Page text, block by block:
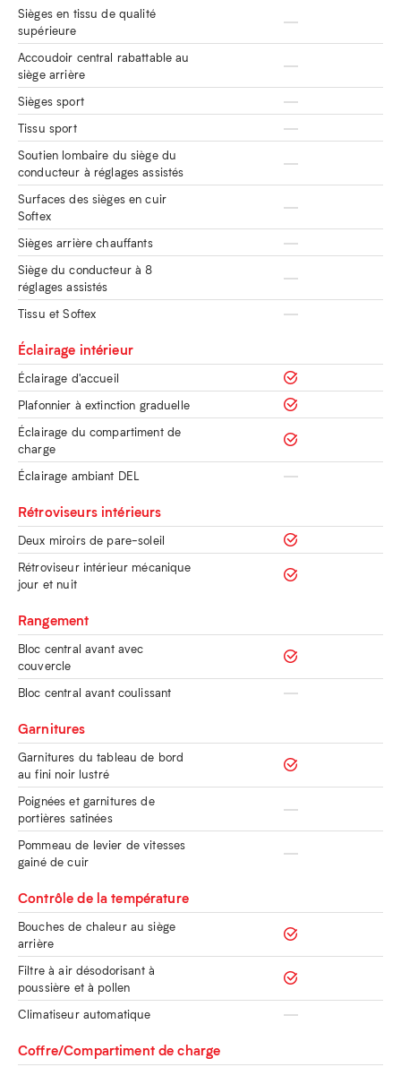
Sièges en tissu de qualité
supérieure
Accoudoir central rabattable au
siège arrière
Sièges sport
Tissu sport
Soutien lombaire du siège du
conducteur à réglages assistés
Surfaces des sièges en cuir
Softex
Sièges arrière chauffants
Siège du conducteur à 8
réglages assistés
Tissu et Softex
Éclairage intérieur
Éclairage d'accueil
Plafonnier à extinction graduelle
Éclairage du compartiment de
charge
Éclairage ambiant DEL
Rétroviseurs intérieurs
Deux miroirs de pare-soleil
Rétroviseur intérieur mécanique
jour et nuit
Rangement
Bloc central avant avec
couvercle
Bloc central avant coulissant
Garnitures
Garnitures du tableau de bord
au fini noir lustré
Poignées et garnitures de
portières satinées
Pommeau de levier de vitesses
gainé de cuir
Contrôle de la température
Bouches de chaleur au siège
arrière
Filtre à air désodorisant à
poussière et à pollen
Climatiseur automatique
Coffre/Compartiment de charge